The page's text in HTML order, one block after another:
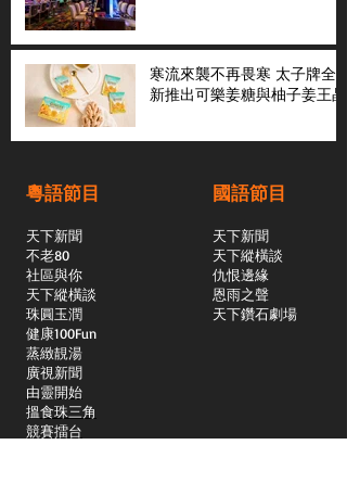
寒流來襲不再畏寒 太子牌全
新推出可樂姜糖與柚子姜王晶
粵語節目
天下新聞
不老80
社區與你
天下縱橫談
​珠圓玉潤
​健康100Fun
蒸緻靚湯
​廣視新聞
由靈開始
搵食珠三角
競賽擂台
國語節目
天下新聞
天下縱橫談
​仇恨邊緣
恩雨之聲
天下鑽石劇場